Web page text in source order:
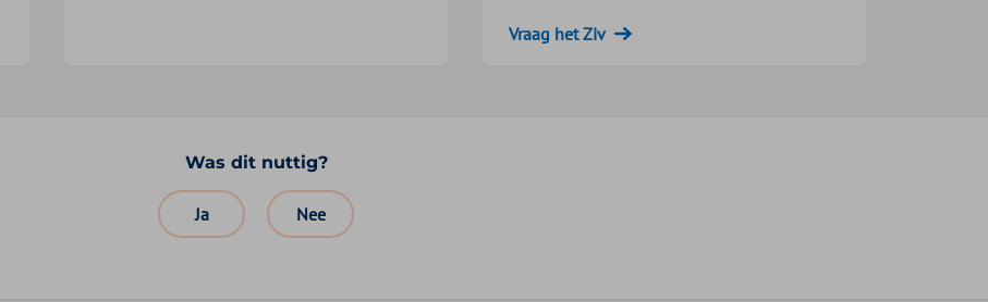
Vraag het Ziv
Was dit nuttig?
Ja Nee